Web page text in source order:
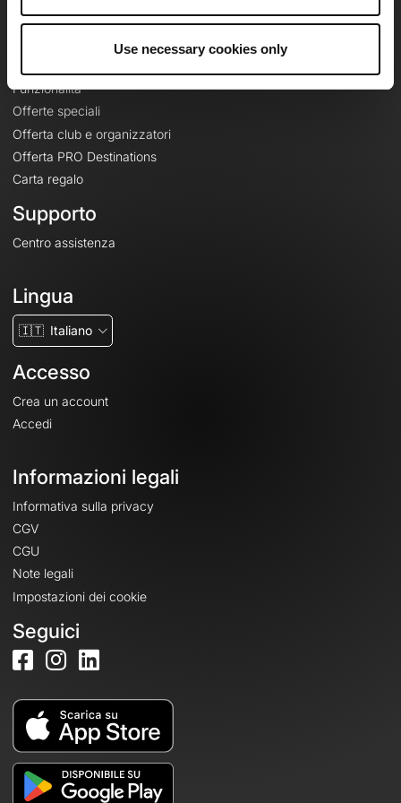
Use necessary cookies only
Funzionalità
Offerte speciali
Offerta club e organizzatori
Offerta PRO Destinations
Carta regalo
Supporto
Centro assistenza
Lingua
🇮🇹 Italiano
Accesso
Crea un account
Accedi
Informazioni legali
Informativa sulla privacy
CGV
CGU
Note legali
Impostazioni dei cookie
Seguici